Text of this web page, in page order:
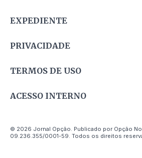
EXPEDIENTE
PRIVACIDADE
TERMOS DE USO
ACESSO INTERNO
© 2026 Jornal Opção. Publicado por Opção
09.236.355/0001-59. Todos os direitos